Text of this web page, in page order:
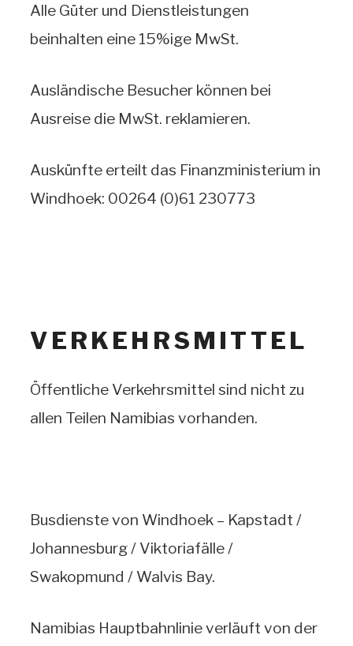
Alle Güter und Dienstleistungen
beinhalten eine 15%ige MwSt.
Ausländische Besucher können bei
Ausreise die MwSt. reklamieren.
Auskünfte erteilt das Finanzministerium in
Windhoek: 00264 (0)61 230773
VERKEHRSMITTEL
Öffentliche Verkehrsmittel sind nicht zu
allen Teilen Namibias vorhanden.
Busdienste von Windhoek – Kapstadt /
Johannesburg / Viktoriafälle /
Swakopmund / Walvis Bay.
Namibias Hauptbahnlinie verläuft von der